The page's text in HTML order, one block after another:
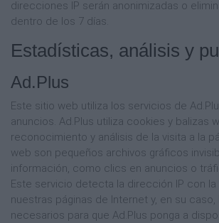
direcciones IP serán anonimizadas o
dentro de los 7 días.
Estadísticas, análisis y
Ad.Plus
Este sitio web utiliza los servicios de
anuncios. Ad.Plus utiliza cookies y balizas
reconocimiento y análisis de la visita a la
web son pequeños archivos gráficos
información, como clics en anuncios o
Este servicio detecta la dirección IP con la
nuestras páginas de Internet y, en su
necesarios para que Ad.Plus ponga a